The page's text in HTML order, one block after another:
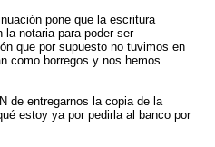
pone que la escritura
notaria para poder ser
que por supuesto no tuvimos en
como borregos y nos hemos
de entregarnos la copia de la
estoy ya por pedirla al banco por